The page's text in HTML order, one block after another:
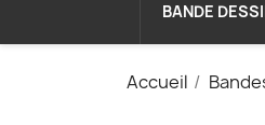
BANDE
Accueil